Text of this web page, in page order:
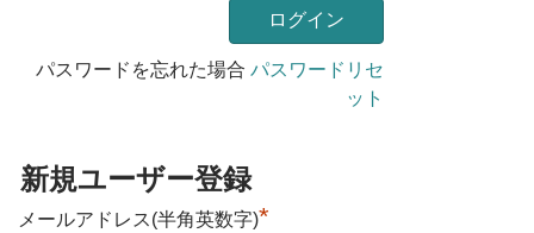
パスワードを忘れた場合パスワードリセ
ット
新規ユーザー登録
メールアドレス(半角英数字)*